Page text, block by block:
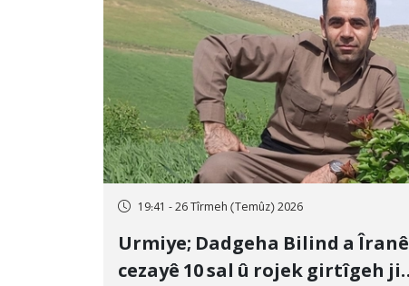
19:41 - 26 Tîrmeh (Temûz) 2026
Urmiye; Dadgeha Bilind a Îranê
cezayê 10 sal û rojek girtîgeh ji